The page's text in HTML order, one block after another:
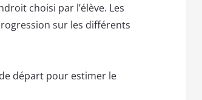
choisi par l’élève. Les
sur les différents
départ pour estimer le